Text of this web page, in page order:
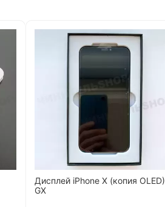
Дисплей iPhone X (копия OLED)
GX